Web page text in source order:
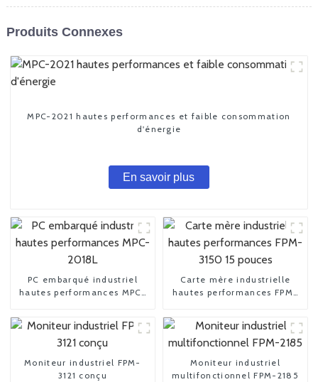
Produits Connexes
MPC-2021 hautes performances et faible consommation
d'énergie
En savoir plus
PC embarqué industriel
hautes performances MPC-
Carte mère industrielle
hautes performances FPM-
Moniteur industriel FPM-
3121 conçu
Moniteur industriel
multifonctionnel FPM-2185